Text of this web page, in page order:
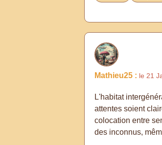
Mathieu25 : le 21
L'habitat
attentes soient
colocation entre
des inconnus,